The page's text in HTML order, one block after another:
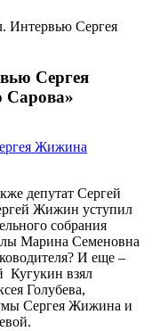
Интервью Сергея
Сергея
Сарова»
депутат Сергей
Жижин уступил
собрания
Марина Семеновна
И еще –
Кугукин взял
Голубева,
Сергея Жижина и